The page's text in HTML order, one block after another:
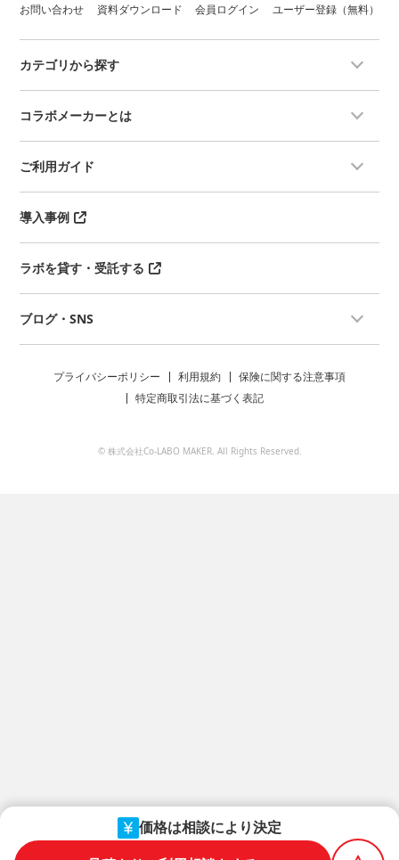
価格は相談により決定
お問い合わせ 資料ダウンロード 会員ログイン ユーザー登録（無料）
カテゴリから探す
コラボメーカーとは
ご利用ガイド
導入事例
ラボを貸す・受託する
ブログ・SNS
プライバシーポリシー 利用規約
保険に関する注意事項
特定商取引法に基づく表記
© 株式会社Co-LABO MAKER. All Rights Reserved.